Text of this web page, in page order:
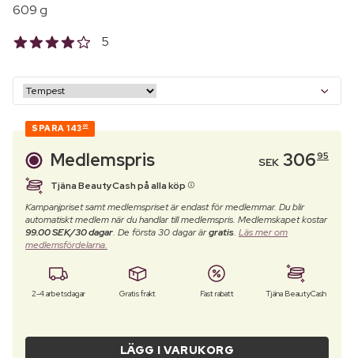
609 g
5
SPARA 143 00
Medlemspris SEK 30695
Tjäna BeautyCash på alla köp
Kampanjpriset samt medlemspriset är endast för medlemmar. Du blir
automatiskt medlem när du handlar till medlemspris. Medlemskapet kostar
99.00 SEK/30 dagar. De första 30 dagar ärgratis. Läs mer om
medlemsfördelarna.
2-4 arbetsdagar Gratis frakt Fast rabatt Tjäna BeautyCash
LÄGG I VARUKORG